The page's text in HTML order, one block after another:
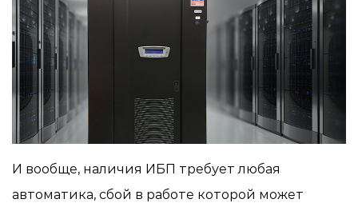
И вообще, наличия ИБП требует любая
автоматика, сбой в работе которой может